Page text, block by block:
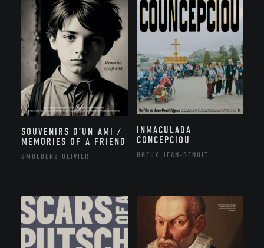
SOUVENIRS D’UN AMI /
MEMORIES OF A FRIEND
SMOLDERS OLIVIER
INMACULADA
CONCEPCIOU
UGEUX JEAN-BENOÎT